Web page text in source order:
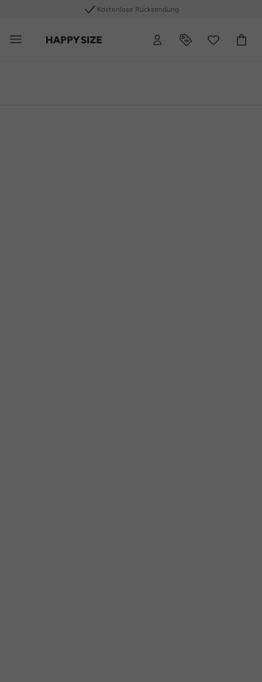
+40 Plus Size Marken